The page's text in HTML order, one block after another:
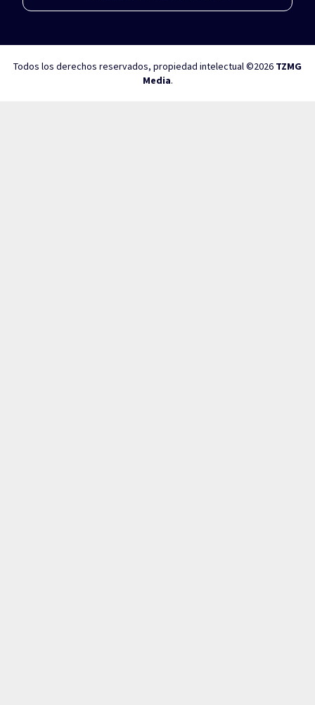
Todos los derechos reservados, propiedad intelectual ©2026 TZMG
Media.